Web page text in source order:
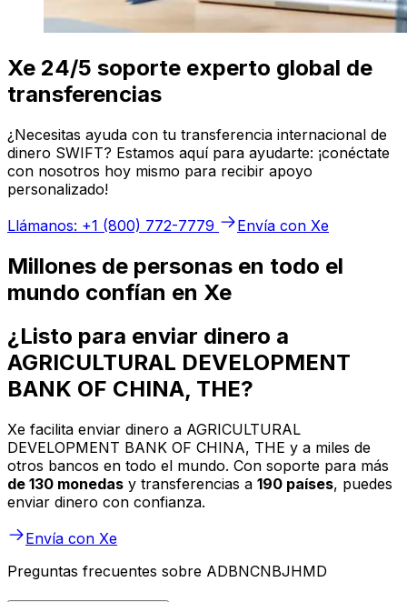
Xe 24/5 soporte experto global de
transferencias
¿Necesitas ayuda con tu transferencia internacional de
dinero SWIFT? Estamos aquí para ayudarte: ¡conéctate
con nosotros hoy mismo para recibir apoyo
personalizado!
Llámanos: +1 (800) 772-7779
Envía con Xe
Millones de personas en todo el
mundo confían en Xe
¿Listo para enviar dinero a
AGRICULTURAL DEVELOPMENT
BANK OF CHINA, THE?
Xe facilita enviar dinero a AGRICULTURAL
DEVELOPMENT BANK OF CHINA, THE y a miles de
otros bancos en todo el mundo. Con soporte para más
de 130 monedas y transferencias a 190 países, puedes
enviar dinero con confianza.
Envía con Xe
Preguntas frecuentes sobre ADBNCNBJHMD